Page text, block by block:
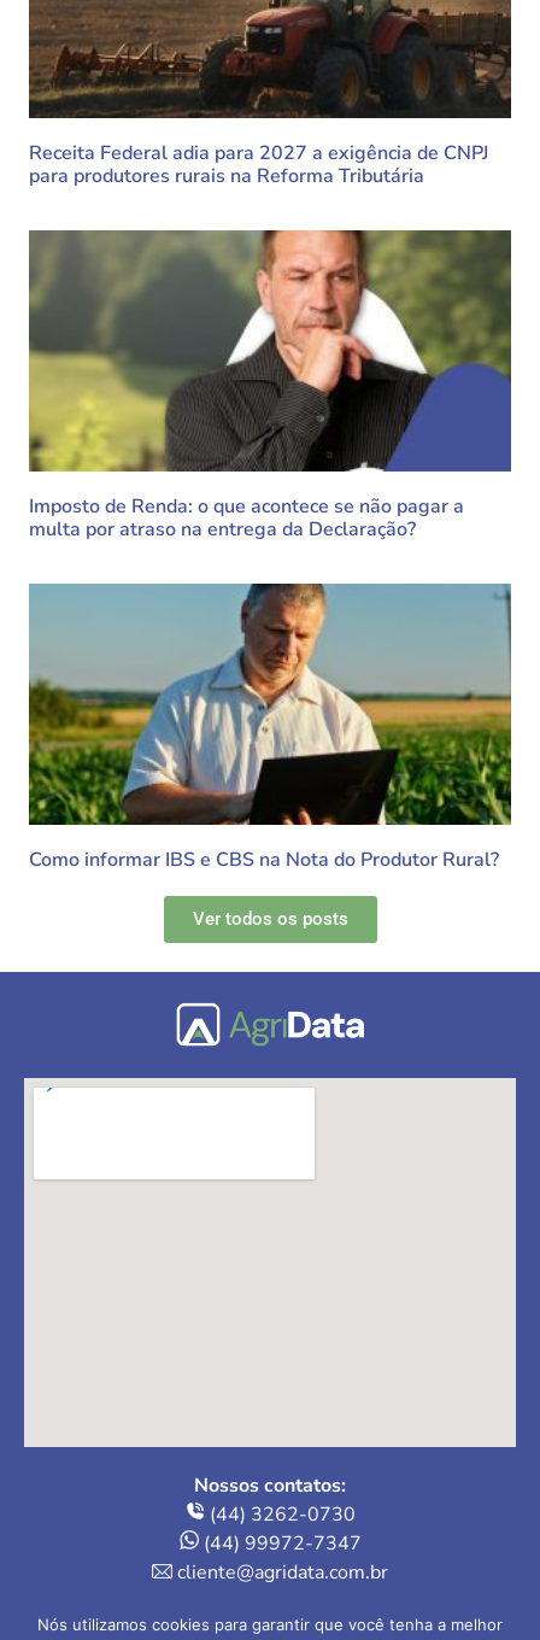
Receita Federal adia para 2027 a exigência de CNPJ
para produtores rurais na Reforma Tributária
Imposto de Renda: o que acontece se não pagar a
multa por atraso na entrega da Declaração?
Como informar IBS e CBS na Nota do Produtor Rural?
Ver todos os posts
Nossos contatos:
(44) 3262-0730
(44) 99972-7347
cliente@agridata.com.br
Onde estamos:
Nós utilizamos cookies para garantir que você tenha a melhor